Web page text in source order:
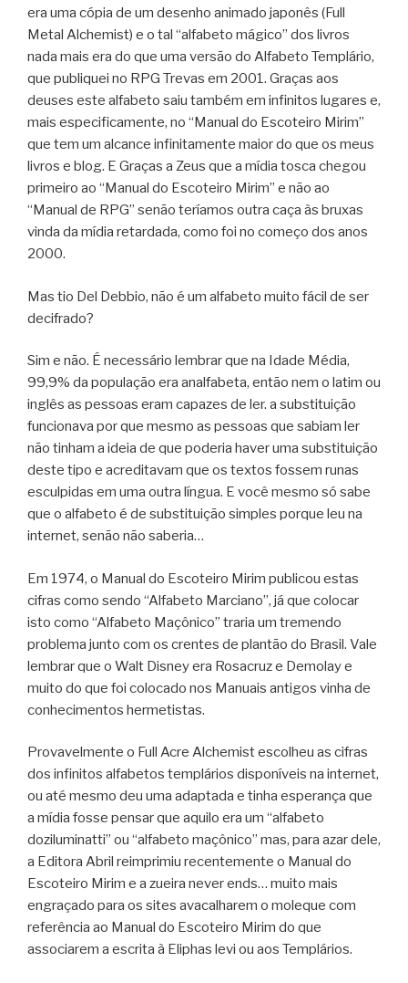
era uma cópia de um desenho animado japonês (Full
Metal Alchemist) e o tal “alfabeto mágico” dos livros
nada mais era do que uma versão do Alfabeto Templário,
que publiquei no RPG Trevas em 2001. Graças aos
deuses este alfabeto saiu também em infinitos lugares e,
mais especificamente, no “Manual do Escoteiro Mirim”
que tem um alcance infinitamente maior do que os meus
livros e blog. E Graças a Zeus que a mídia tosca chegou
primeiro ao “Manual do Escoteiro Mirim” e não ao
“Manual de RPG” senão teríamos outra caça às bruxas
vinda da mídia retardada, como foi no começo dos anos
2000.
Mas tio Del Debbio, não é um alfabeto muito fácil de ser
decifrado?
Sim e não. É necessário lembrar que na Idade Média,
99,9% da população era analfabeta, então nem o latim ou
inglês as pessoas eram capazes de ler. a substituição
funcionava por que mesmo as pessoas que sabiam ler
não tinham a ideia de que poderia haver uma substituição
deste tipo e acreditavam que os textos fossem runas
esculpidas em uma outra língua. E você mesmo só sabe
que o alfabeto é de substituição simples porque leu na
internet, senão não saberia…
Em 1974, o Manual do Escoteiro Mirim publicou estas
cifras como sendo “Alfabeto Marciano”, já que colocar
isto como “Alfabeto Maçônico” traria um tremendo
problema junto com os crentes de plantão do Brasil. Vale
lembrar que o Walt Disney era Rosacruz e Demolay e
muito do que foi colocado nos Manuais antigos vinha de
conhecimentos hermetistas.
Provavelmente o Full Acre Alchemist escolheu as cifras
dos infinitos alfabetos templários disponíveis na internet,
ou até mesmo deu uma adaptada e tinha esperança que
a mídia fosse pensar que aquilo era um “alfabeto
doziluminatti” ou “alfabeto maçônico” mas, para azar dele,
a Editora Abril reimprimiu recentemente o Manual do
Escoteiro Mirim e a zueira never ends… muito mais
engraçado para os sites avacalharem o moleque com
referência ao Manual do Escoteiro Mirim do que
associarem a escrita à Eliphas levi ou aos Templários.